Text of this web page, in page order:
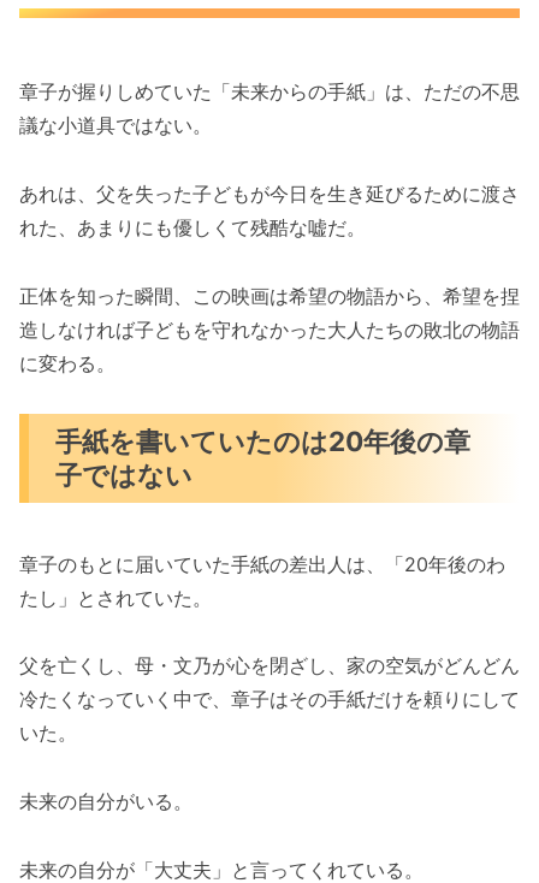
章子が握りしめていた「未来からの手紙」は、ただの不思
議な小道具ではない。
あれは、父を失った子どもが今日を生き延びるために渡さ
れた、あまりにも優しくて残酷な嘘だ。
正体を知った瞬間、この映画は希望の物語から、希望を捏
造しなければ子どもを守れなかった大人たちの敗北の物語
に変わる。
手紙を書いていたのは20年後の章
子ではない
章子のもとに届いていた手紙の差出人は、「20年後のわ
たし」とされていた。
父を亡くし、母・文乃が心を閉ざし、家の空気がどんどん
冷たくなっていく中で、章子はその手紙だけを頼りにして
いた。
未来の自分がいる。
未来の自分が「大丈夫」と言ってくれている。